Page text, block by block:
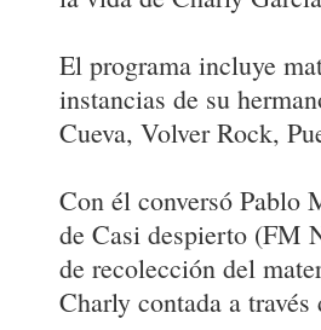
El programa incluye
instancias de su
Cueva, Volver Rock,
Con él conversó Pablo
de Casi despierto (FM
de recolección del
Charly contada a